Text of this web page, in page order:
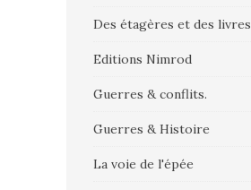
Des étagères et des livres
Editions Nimrod
Guerres & conflits.
Guerres & Histoire
La voie de l'épée